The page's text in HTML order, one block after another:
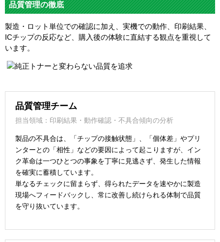
品質管理の徹底
製造・ロット単位での確認に加え、実機での動作、印刷結果、
ICチップの反応など、購入後の体験に直結する観点を重視して
います。
品質管理チーム
担当領域：印刷結果・動作確認・不具合傾向の分析
製品の不具合は、「チップの接触状態」、「個体差」やプリ
ンターとの「相性」などの要因によって起こりますが、イン
ク革命は一つひとつの事象を丁寧に見逃さず、発生した情報
を確実に蓄積しています。
単なるチェックに留まらず、得られたデータを速やかに製造
現場へフィードバックし、常に改善し続けられる体制で品質
を守り抜いています。